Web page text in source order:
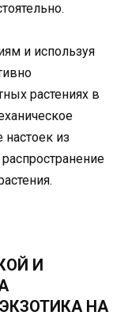
и используя
растениях в
из
И
НА